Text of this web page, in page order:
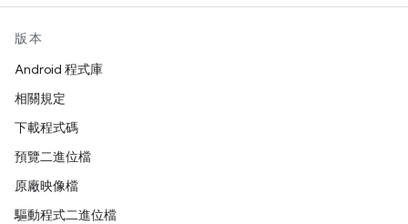
版本
Android 程式庫
相關規定
下載程式碼
預覽二進位檔
原廠映像檔
驅動程式二進位檔